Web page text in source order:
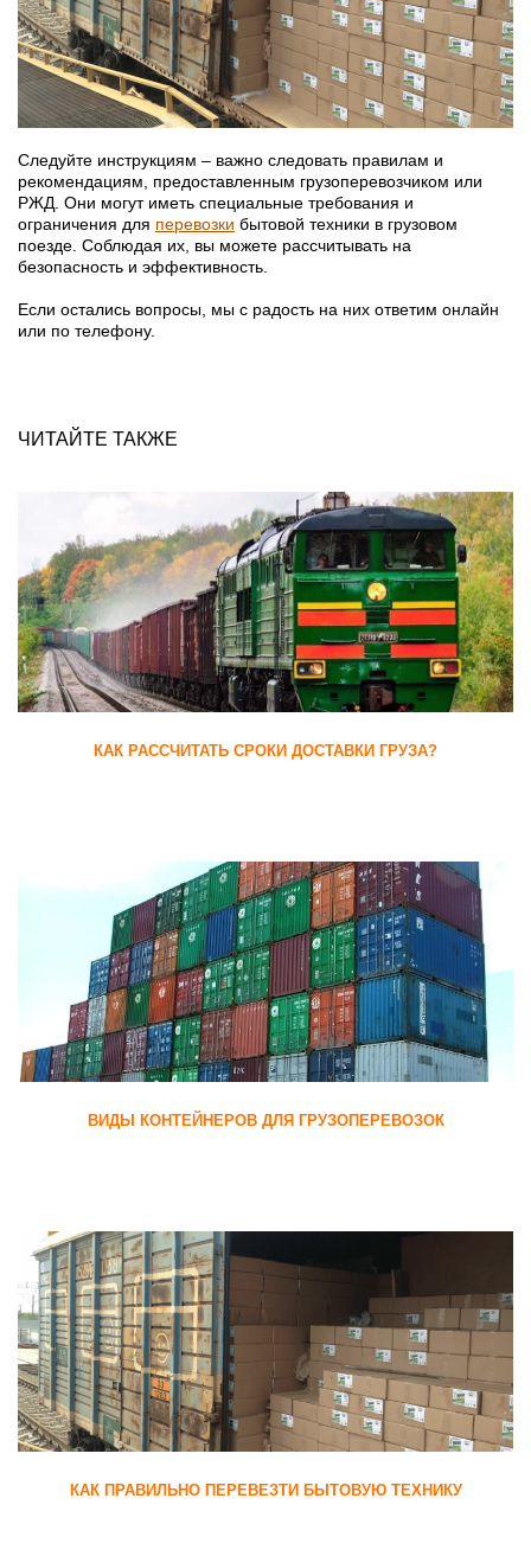
Следуйте инструкциям – важно следовать правилам и
рекомендациям, предоставленным грузоперевозчиком или
РЖД. Они могут иметь специальные требования и
ограничения для перевозки бытовой техники в грузовом
поезде. Соблюдая их, вы можете рассчитывать на
безопасность и эффективность.
Если остались вопросы, мы с радость на них ответим онлайн
или по телефону.
ЧИТАЙТЕ ТАКЖЕ
КАК РАССЧИТАТЬ СРОКИ ДОСТАВКИ ГРУЗА?
ВИДЫ КОНТЕЙНЕРОВ ДЛЯ ГРУЗОПЕРЕВОЗОК
КАК ПРАВИЛЬНО ПЕРЕВЕЗТИ БЫТОВУЮ ТЕХНИКУ